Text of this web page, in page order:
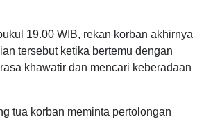
19.00 WIB, rekan korban akhirnya
tersebut ketika bertemu dengan
khawatir dan mencari keberadaan
tua korban meminta pertolongan